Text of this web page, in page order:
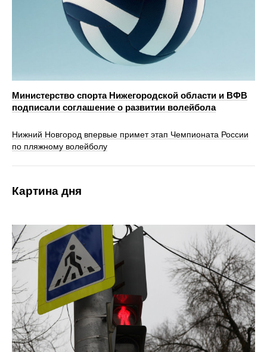
Министерство спорта Нижегородской области и ВФВ
подписали соглашение о развитии волейбола
Нижний Новгород впервые примет этап Чемпионата России
по пляжному волейболу
Картина дня